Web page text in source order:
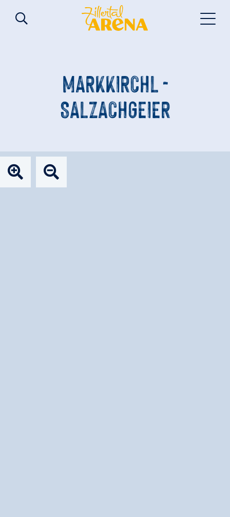
MARKKIRCHL -
SALZACHGEIER